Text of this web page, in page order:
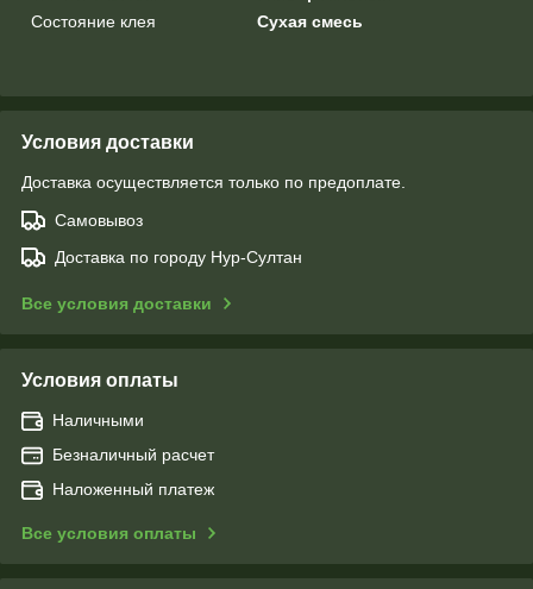
Состояние клея
Сухая смесь
Условия доставки
Доставка осуществляется только по предоплате.
Самовывоз
Доставка по городу Нур-Султан
Все условия доставки
Условия оплаты
Наличными
Безналичный расчет
Наложенный платеж
Все условия оплаты